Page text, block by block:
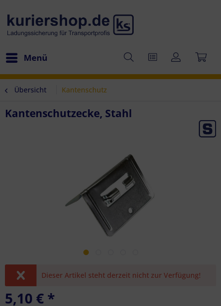
Menü
Übersicht Kantenschutz
Kantenschutzecke, Stahl
Dieser Artikel steht derzeit nicht zur Verfügung!
5,10 € *